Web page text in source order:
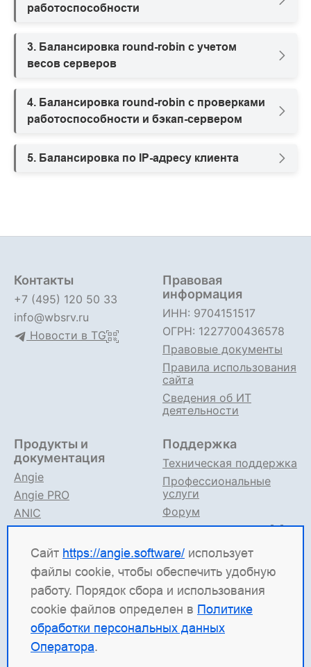
работоспособности
3. Балансировка round-robin с учетом
весов серверов
4. Балансировка round-robin с проверками
работоспособности и бэкап-сервером
5. Балансировка по IP-адресу клиента
Сайт https://angie.software/ использует
файлы cookie, чтобы обеспечить удобную
работу. Порядок сбора и использования
cookie файлов определен в Политике
обработки персональных данных
Оператора.
Контакты
+7 (495) 120 50 33
info@wbsrv.ru
Новости в TG
Правовая
информация
ИНН: 9704151517
ОГРН: 1227700436578
Правовые документы
Правила использования
сайта
Сведения об ИТ
деятельности
Продукты и
документация
Angie
Angie PRO
ANIC
Angie ADC
Документация
Поддержка
Техническая поддержка
Профессиональные
услуги
Форум
Поддержка в TG
Angie Software(ООО "Веб-Сервер") — российская
ИТ-компания, которая развивает решения для
высоконагруженных систем. Среди наших
продуктов: система балансировки
(контроллер доставки приложений), веб-сервер